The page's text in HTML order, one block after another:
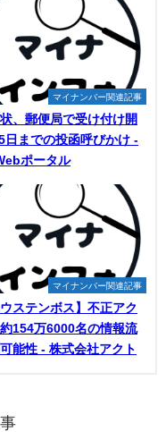
マイナンバー関連記事
、郵便局で受け付け開
日までの投函呼びかけ -
ポータル
マイナンバー関連記事
ウステンボス】不正アク
154万6000名の情報流
能性 - 株式会社アクト